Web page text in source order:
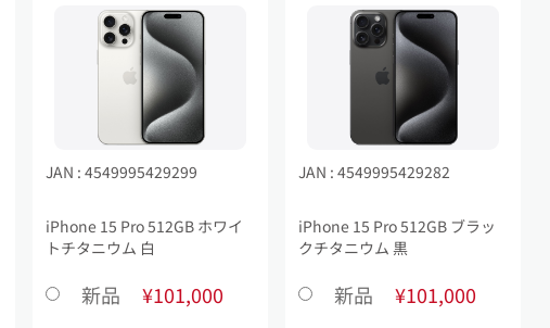
JAN : 4549995429299
iPhone 15 Pro 512GB ホワイ
トチタニウム 白
新品
¥101,000
JAN : 4549995429282
iPhone 15 Pro 512GB ブラッ
クチタニウム 黒
新品
¥101,000